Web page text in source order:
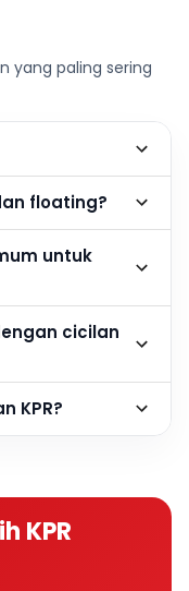
yang paling sering
floating?
untuk
cicilan
KPR?
KPR